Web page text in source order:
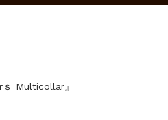
Multicollar』